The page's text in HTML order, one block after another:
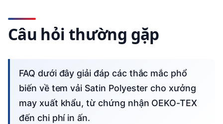
Câu hỏi thường gặp
FAQ dưới đây giải đáp các thắc mắc phổ
biến về tem vải Satin Polyester cho xưởng
may xuất khẩu, từ chứng nhận OEKO-TEX
đến chi phí in ấn.